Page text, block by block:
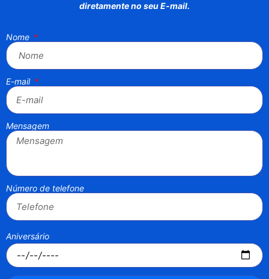
diretamente no seu E-mail.
Nome
E-mail
Mensagem
Número de telefone
Aniversário